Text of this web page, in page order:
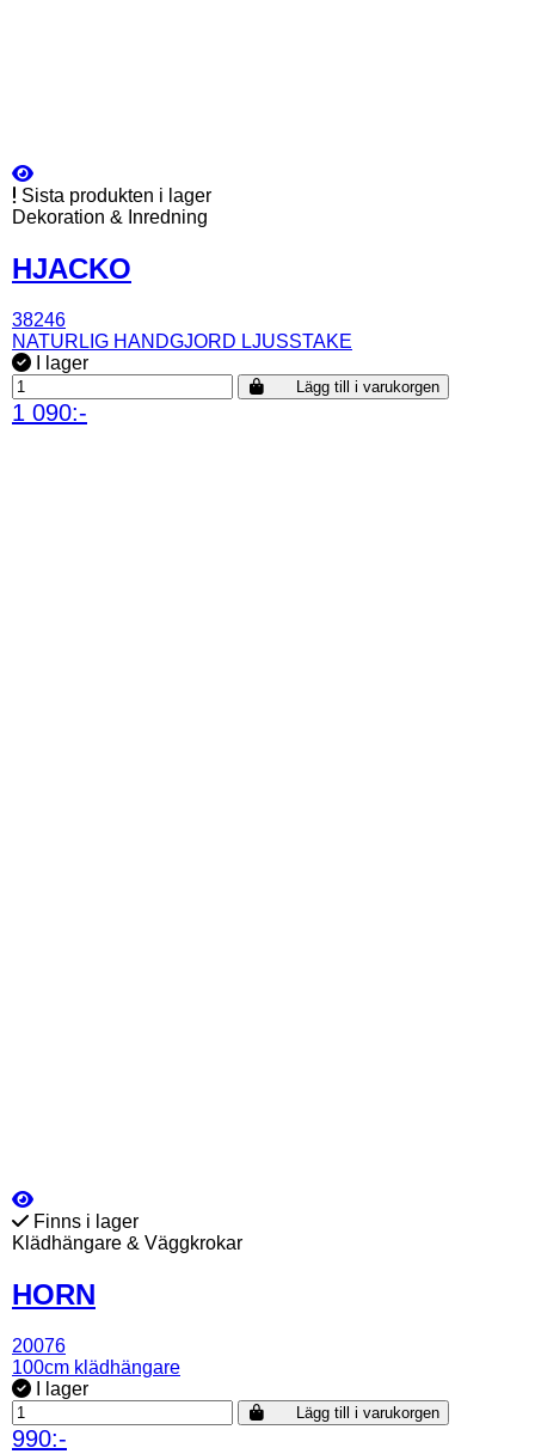
Sista produkten i lager
Dekoration & Inredning
HJACKO
38246
NATURLIG HANDGJORD LJUSSTAKE
I lager
Lägg till i varukorgen
1 090:-
Finns i lager
Klädhängare & Väggkrokar
HORN
20076
100cm klädhängare
I lager
Lägg till i varukorgen
990:-